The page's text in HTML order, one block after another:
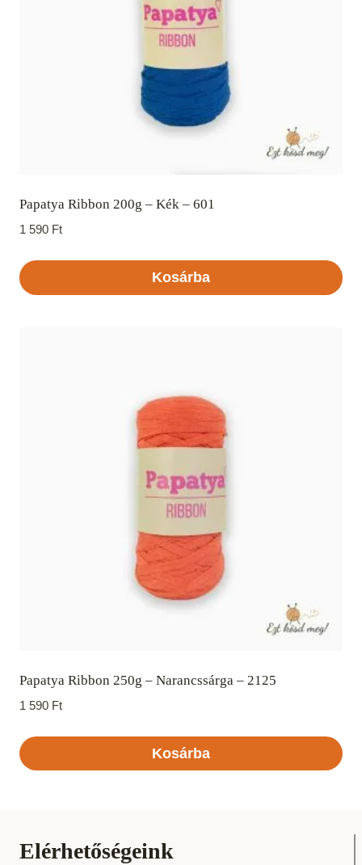
Papatya Ribbon 200g – Kék – 601
1 590 Ft
Kosárba
Papatya Ribbon 250g – Narancssárga – 2125
1 590 Ft
Kosárba
Elérhetőségeink